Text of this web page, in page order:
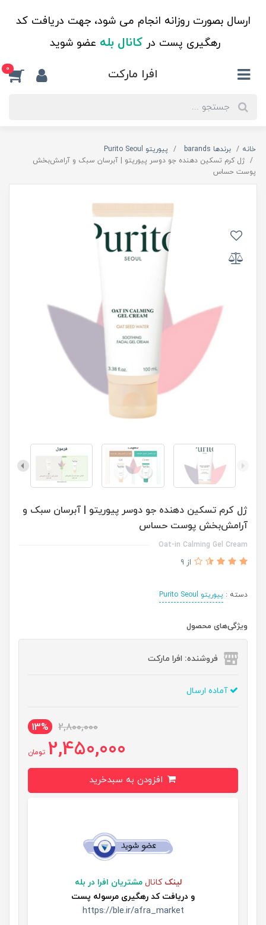
ارسال بصورت روزانه انجام می شود، جهت دریافت کد
رهگیری پست درکانال بله عضو شوید
افرا مارکت 0
خانه برندها barands
پیوریتو Purito Seoul
ژل کرم تسکین دهنده جو دوسر پیوریتو | آبرسان سبک و آرامش‌بخش
پوست حساس
ژل کرم تسکین دهنده جو دوسر پیوریتو | آبرسان سبک و
آرامش‌بخش پوست حساس
Oat-in Calming Gel Cream
از 9
دسته : پیوریتو Purito Seoul
ویژگی‌های محصول
فروشنده: افرا مارکت
آماده ارسال
2,800,000
13%
2,450,000 تومان
لینک کانال مشتریان افرا در بله
و دریافت کد رهگیری مرسوله پست
https://ble.ir/afra_market